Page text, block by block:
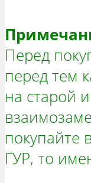
Перед
перед тем
на старой
покупайте
ГУР, то